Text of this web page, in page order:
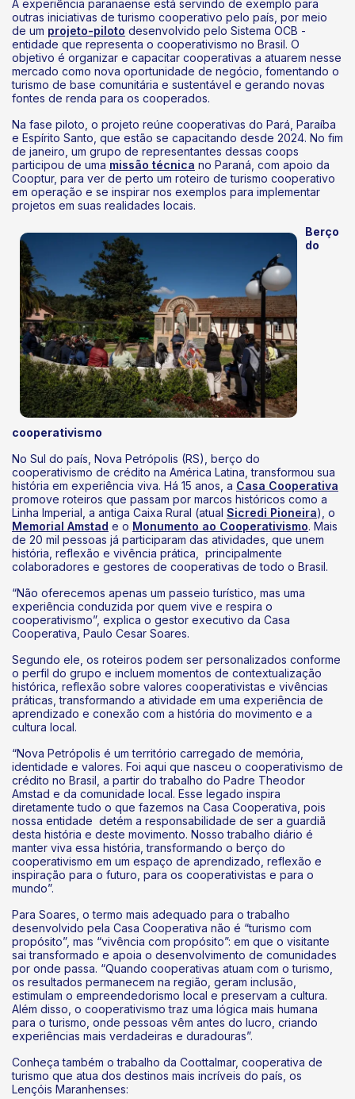
A experiência paranaense está servindo de exemplo para
outras iniciativas de turismo cooperativo pelo país, por meio
de um projeto-piloto desenvolvido pelo Sistema OCB -
entidade que representa o cooperativismo no Brasil. O
objetivo é organizar e capacitar cooperativas a atuarem nesse
mercado como nova oportunidade de negócio, fomentando o
turismo de base comunitária e sustentável e gerando novas
fontes de renda para os cooperados.
Na fase piloto, o projeto reúne cooperativas do Pará, Paraíba
e Espírito Santo, que estão se capacitando desde 2024. No fim
de janeiro, um grupo de representantes dessas coops
participou de uma missão técnica no Paraná, com apoio da
Cooptur, para ver de perto um roteiro de turismo cooperativo
em operação e se inspirar nos exemplos para implementar
projetos em suas realidades locais.
Berço
do
cooperativismo
No Sul do país, Nova Petrópolis (RS), berço do
cooperativismo de crédito na América Latina, transformou sua
história em experiência viva. Há 15 anos, a Casa Cooperativa
promove roteiros que passam por marcos históricos como a
Linha Imperial, a antiga Caixa Rural (atual Sicredi Pioneira), o
Memorial Amstad e o Monumento ao Cooperativismo. Mais
de 20 mil pessoas já participaram das atividades, que unem
história, reflexão e vivência prática, principalmente
colaboradores e gestores de cooperativas de todo o Brasil.
“Não oferecemos apenas um passeio turístico, mas uma
experiência conduzida por quem vive e respira o
cooperativismo”, explica o gestor executivo da Casa
Cooperativa, Paulo Cesar Soares.
Segundo ele, os roteiros podem ser personalizados conforme
o perfil do grupo e incluem momentos de contextualização
histórica, reflexão sobre valores cooperativistas e vivências
práticas, transformando a atividade em uma experiência de
aprendizado e conexão com a história do movimento e a
cultura local.
“Nova Petrópolis é um território carregado de memória,
identidade e valores. Foi aqui que nasceu o cooperativismo de
crédito no Brasil, a partir do trabalho do Padre Theodor
Amstad e da comunidade local. Esse legado inspira
diretamente tudo o que fazemos na Casa Cooperativa, pois
nossa entidade detém a responsabilidade de ser a guardiã
desta história e deste movimento. Nosso trabalho diário é
manter viva essa história, transformando o berço do
cooperativismo em um espaço de aprendizado, reflexão e
inspiração para o futuro, para os cooperativistas e para o
mundo”.
Para Soares, o termo mais adequado para o trabalho
desenvolvido pela Casa Cooperativa não é “turismo com
propósito”, mas “vivência com propósito”: em que o visitante
sai transformado e apoia o desenvolvimento de comunidades
por onde passa. “Quando cooperativas atuam com o turismo,
os resultados permanecem na região, geram inclusão,
estimulam o empreendedorismo local e preservam a cultura.
Além disso, o cooperativismo traz uma lógica mais humana
para o turismo, onde pessoas vêm antes do lucro, criando
experiências mais verdadeiras e duradouras”.
Conheça também o trabalho da Coottalmar, cooperativa de
turismo que atua dos destinos mais incríveis do país, os
Lençóis Maranhenses: